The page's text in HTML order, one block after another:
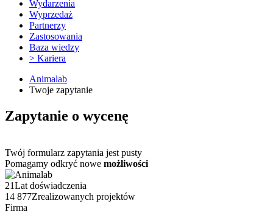
Wydarzenia
Wyprzedaż
Partnerzy
Zastosowania
Baza wiedzy
> Kariera
Animalab
Twoje zapytanie
Zapytanie o wycenę
Twój formularz zapytania jest pusty
Pomagamy odkryć nowe możliwości
21Lat doświadczenia
14 877Zrealizowanych projektów
Firma